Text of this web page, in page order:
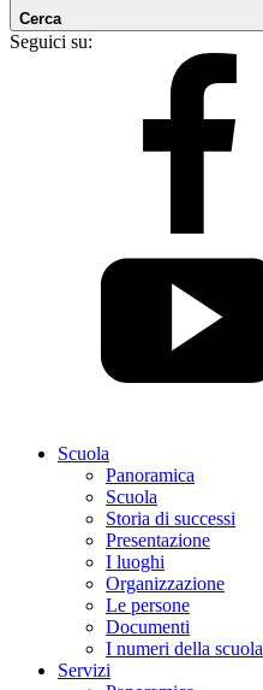
Cerca
Seguici su:
Scuola
Panoramica
Scuola
Storia di successi
Presentazione
I luoghi
Organizzazione
Le persone
Documenti
I numeri della scuola
Servizi